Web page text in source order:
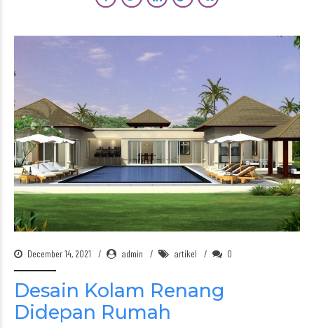
December 14, 2021 admin artikel 0
Desain Kolam Renang
Didepan Rumah